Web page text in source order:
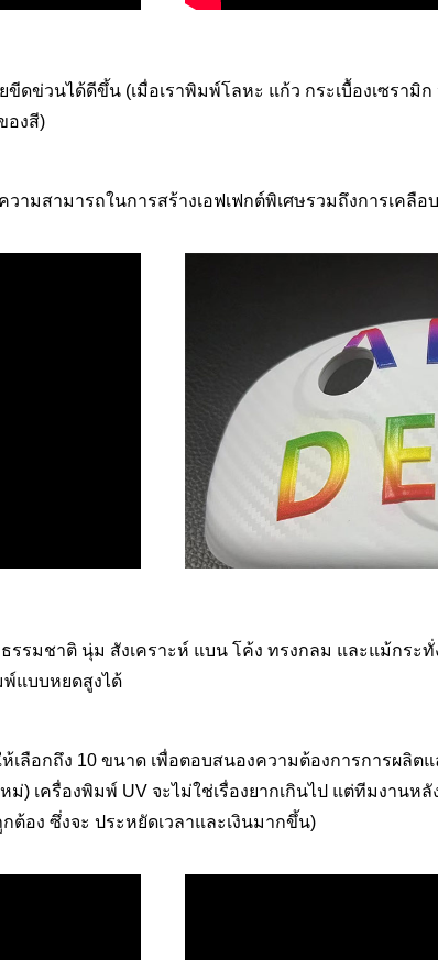
ข่วนได้ดีขึ้น (เมื่อเราพิมพ์โลหะ แก้ว กระเบื้องเซรามิก
องสี)
มสามารถในการสร้างเอฟเฟกต์พิเศษรวมถึงการเคลื
รมชาติ นุ่ม สังเคราะห์ แบน โค้ง ทรงกลม และแม้กระ
แบบหยดสูงได้
เลือกถึง 10 ขนาด เพื่อตอบสนองความต้องการการผลิ
) เครื่องพิมพ์ UV จะไม่ใช่เรื่องยากเกินไป แต่ทีมงาน
อง ซึ่งจะ ประหยัดเวลาและเงินมากขึ้น)